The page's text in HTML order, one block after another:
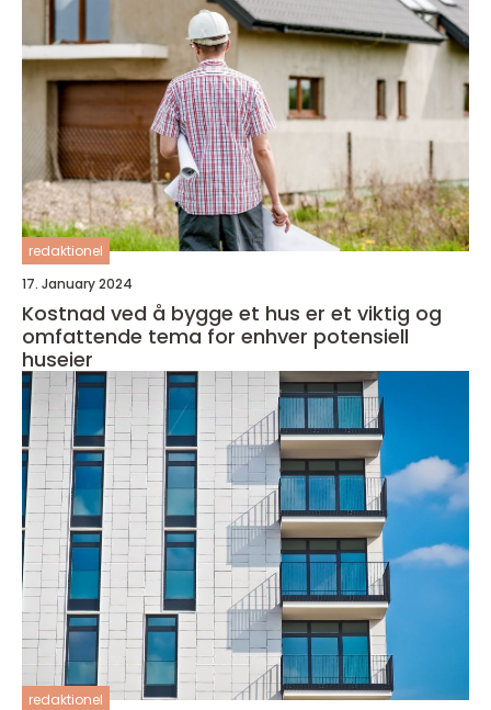
redaktionel
17. January 2024
Kostnad ved å bygge et hus er et viktig og
omfattende tema for enhver potensiell
huseier
redaktionel